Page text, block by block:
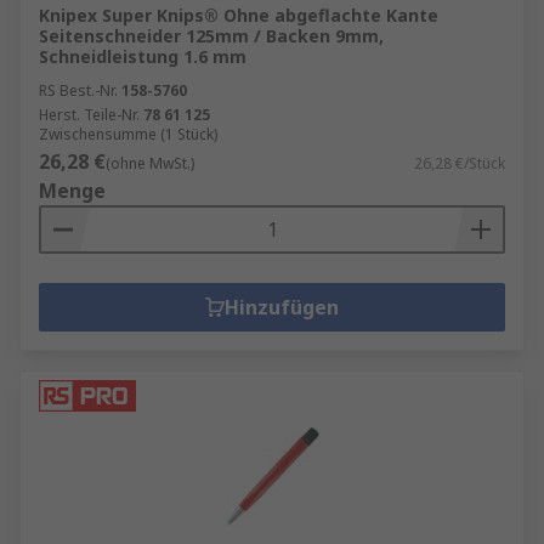
Heimwerkerbereich – die richtige Auswahl und
Pflege der Werkzeuge garantiert präzises und
effizientes Arbeiten. Bei RS setzen wir auf
Qualität, Ergonomie und Vielseitigkeit, um
sicherzustellen, dass Ihre Werkzeuge Ihnen über
viele Jahre hinweg gute Dienste leisten.
Hochwertige Handwerkzeuge sind eine lohnende
Investition, die Ihnen die Arbeit erleichtert und
stets zuverlässige Ergebnisse liefert.
Knipex Super Knips® Ohne abgeflachte Kante
Seitenschneider 125mm / Backen 9mm,
Schneidleistung 1.6 mm
RS Best.-Nr. 158-5760
Herst. Teile-Nr. 78 61 125
Zwischensumme (1 Stück)
26,28 €(ohne MwSt.) 26,28 €/Stück
Menge
Hinzufügen